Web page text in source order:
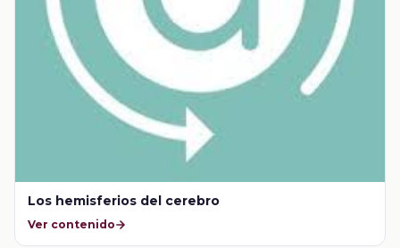
Los hemisferios del cerebro
Ver contenido